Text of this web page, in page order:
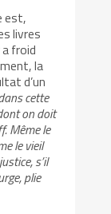
est,
livres
froid
la
d’un
cette
on doit
Même le
le vieil
s’il
plie